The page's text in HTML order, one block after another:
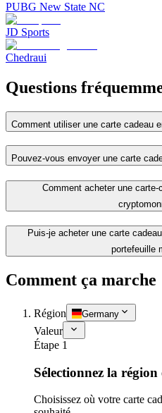
PUBG New State NC
JD Sports
Chedraui
Questions
Comment utiliser une carte cadeau
Pouvez-vous envoyer une carte
Comment acheter une
Puis-je acheter une carte
portefeuille
Comment ça marche
Région Germany
Valeur
Étape 1
Sélectionnez la
Choisissez où votre carte